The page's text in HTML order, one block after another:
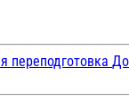
переподготовка